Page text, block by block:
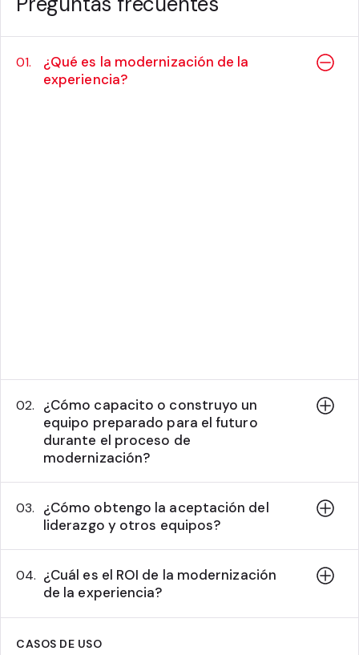
01.
¿Qué es la modernización de la
experiencia?
02.
¿Cómo capacito o construyo un
equipo preparado para el futuro
durante el proceso de
modernización?
03.
¿Cómo obtengo la aceptación del
liderazgo y otros equipos?
04. ¿Cuál es el ROI de la modernización
de la experiencia?
CASOS DE USO